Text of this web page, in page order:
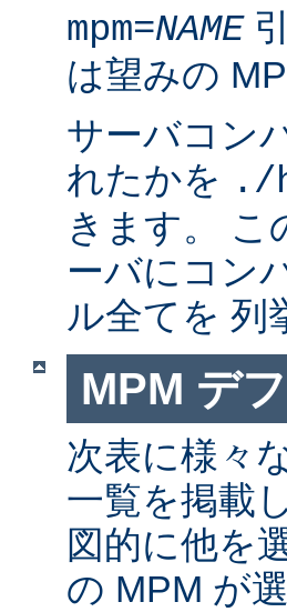
mpm=NAME
は望みの
サーバコン
れたかを ./
きます。 こ
ーバにコン
ル全てを 列
MPM デ
次表に様々
一覧を掲載
図的に他を
の MPM が